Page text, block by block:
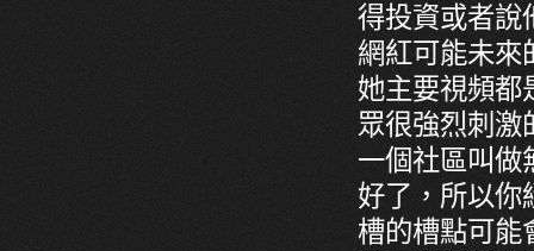
得投資或者說
網紅可能未來
她主要視頻都
眾很強烈刺激
一個社區叫做
好了，所以你
槽的槽點可能